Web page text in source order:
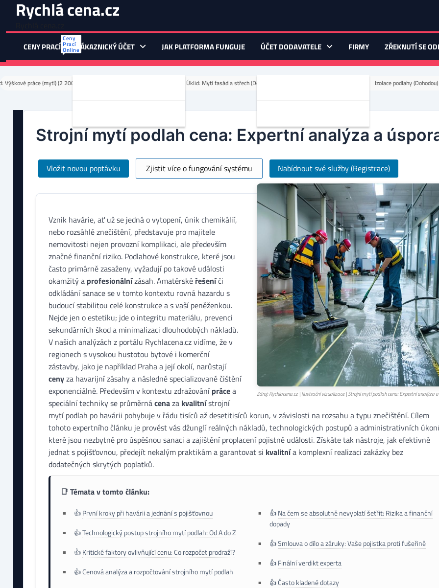
content
Rychlá cena.cz
CENY PRACÍ
Ceny
Prací
Online ZÁKAZNICKÝ ÚČET JAK PLATFORMA FUNGUJE ÚČET DODAVATELE FIRMY ZŘEKNUTÍ SE
práce (mytí) (2 200 Kč) Úklid: Mytí fasád a střech (Dohodou) Izolace podlahy (Dohodou)
Strojní mytí podlah cena: Expertní analýza a
Vložit novou poptávku Zjistit více o fungování systému Nabídnout své služby (Registrace)
Zdroj: Rychlacena.cz | Ilustrační vizualizace | Strojní mytí podlah cena: Expertní analýza
Vznik havárie, ať už se jedná o vytopení, únik chemikálií,
nebo rozsáhlé znečištění, představuje pro majitele
nemovitosti nejen provozní komplikaci, ale především
značné finanční riziko. Podlahové konstrukce, které jsou
často primárně zasaženy, vyžadují po takové události
okamžitý a profesionálnízásah. Amatérskéřešeníči
odkládání sanace se v tomto kontextu rovná hazardu s
budoucí stabilitou celé konstrukce a s vaší peněženkou.
Nejde jen o estetiku; jde o integritu materiálu, prevenci
sekundárních škod a minimalizaci dlouhodobých nákladů.
V našich analýzách z portálu Rychlacena.cz vidíme, že v
regionech s vysokou hustotou bytové i komerční
zástavby, jako je například Praha a její okolí, narůstají
cenyza havarijní zásahy a následné specializované čištění
exponenciálně. Především v kontextu zdražováníprácea
speciální techniky se průměrnácenaza kvalitnístrojní
mytí podlah po havárii pohybuje v řádu tisíců až desetitisíců korun, v závislosti na rozsahu a typu znečištění. Cílem
tohoto expertního článku je provést vás džunglí reálných nákladů, technologických postupů a administrativních
které jsou nezbytné pro úspěšnou sanaci a zajištění proplacení pojistné události. Získáte tak nástroje, jak efektivně
jednat s pojišťovnou, předejít nekalým praktikám a garantovat si kvalitnía komplexní realizaci zakázky bez
dodatečných skrytých poplatků.
📑 Témata v tomto článku:
👍První kroky při havárii a jednání s pojišťovnou
👍Technologický postup strojního mytí podlah: Od A do Z
👍Kritické faktory ovlivňující cenu: Co rozpočet prodraží?
👍Cenová analýza a rozpočtování strojního mytí podlah
👍Na čem se absolutně nevyplatí šetřit: Rizika a finanční
dopady
👍Smlouva o dílo a záruky: Vaše pojistka proti fušeřině
👍Finální verdikt experta
👍Často kladené dotazy